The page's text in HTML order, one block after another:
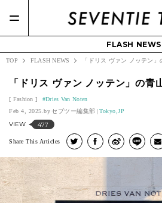
FLASH NEWS
TOP FLASH NEWS 「ドリス ヴァン ノッテン
「ドリス ヴァン ノッテン」の青
Fashion
Dries Van Noten
Feb 4, 2025.
セブツー編集部 Tokyo,JP
VIEW 477
Share This Articles